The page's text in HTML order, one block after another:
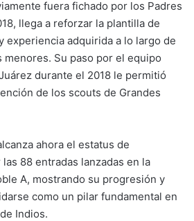
fuera fichado por los Padres
llega a reforzar la plantilla de
experiencia adquirida a lo largo de
menores. Su paso por el equipo
durante el 2018 le permitió
de los scouts de Grandes
ahora el estatus de
88 entradas lanzadas en la
A, mostrando su progresión y
como un pilar fundamental en
Indios.